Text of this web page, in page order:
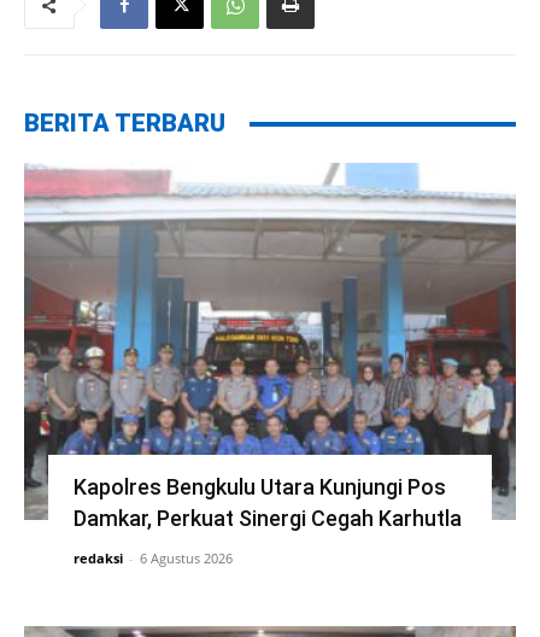
BERITA TERBARU
Kapolres Bengkulu Utara Kunjungi Pos
Damkar, Perkuat Sinergi Cegah Karhutla
redaksi - 6 Agustus 2026